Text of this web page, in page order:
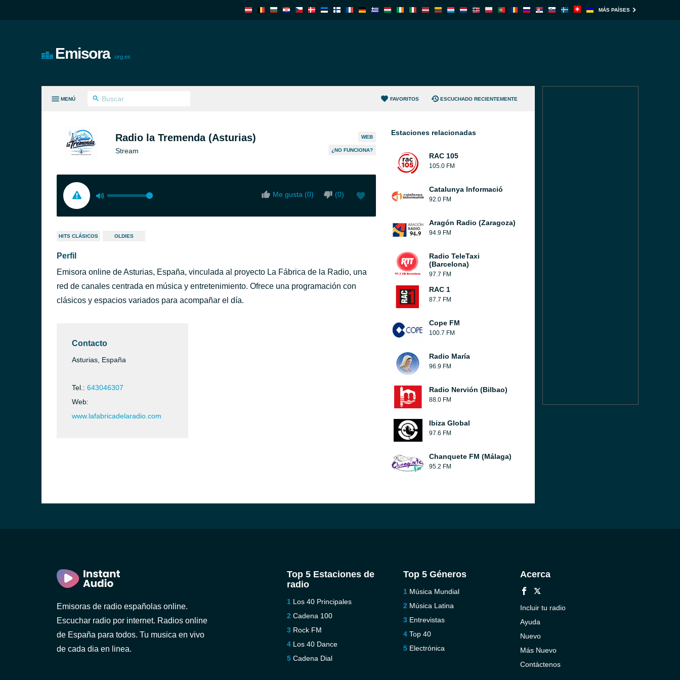
MÁS PAÍSES
Emisora .org.es
MENÚ FAVORITOS ESCUCHADO RECIENTEMENTE
Radio la Tremenda (Asturias)
Stream
WEB
¿NO FUNCIONA?
Me gusta (0) (0)
HITS CLÁSICOS OLDIES
Perfil
Emisora online de Asturias, España, vinculada al proyecto La Fábrica de la Radio, una
red de canales centrada en música y entretenimiento. Ofrece una programación con
clásicos y espacios variados para acompañar el día.
Contacto
Asturias, España
Tel.: 643046307
Web:
www.lafabricadelaradio.com
Estaciones relacionadas
RAC 105
105.0 FM
Catalunya Informació
92.0 FM
Aragón Radio (Zaragoza)
94.9 FM
Radio TeleTaxi
(Barcelona)
97.7 FM
RAC 1
87.7 FM
Cope FM
100.7 FM
Radio María
96.9 FM
Radio Nervión (Bilbao)
88.0 FM
Ibiza Global
97.6 FM
Chanquete FM (Málaga)
95.2 FM
Emisoras de radio españolas online.
Escuchar radio por internet. Radios online
de España para todos. Tu musica en vivo
de cada dia en linea.
Top 5 Estaciones de
radio
Los 40 Principales
Cadena 100
Rock FM
Los 40 Dance
Cadena Dial
Top 5 Géneros
Música Mundial
Música Latina
Entrevistas
Top 40
Electrónica
Acerca
Incluir tu radio
Ayuda
Nuevo
Más Nuevo
Contáctenos